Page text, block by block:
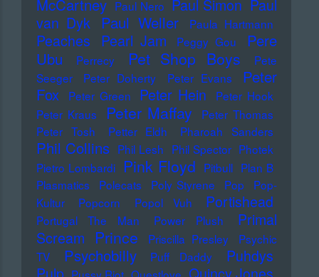
McCartney Paul Nero Paul Simon Paul
van Dyk Paul Weller Paula Hartmann
Peaches Pearl Jam Peggy Gou
Pere
Ubu
Perrecy Pet Shop Boys
Pete
Seeger
Peter Doherty Peter Evans
Peter
Fox
Peter Green Peter Hein
Peter Hook
Peter Kraus
Peter Maffay
Peter Thomas
Peter Tosh
Petter Eldh Pharoah Sanders
Phil Collins Phil Lesh Phil Spector Photek
Pietro Lombardi
Pink Floyd Pitbull Plan B
Plasmatics
Polecats Poly Styrene Pop
Pop-
Kultur
Popcorn Popol Vuh Portishead
Portugal The Man Power Plush
Primal
Scream
Prince Priscilla Presley
Psychic
TV
Psychobilly Puff Daddy
Puhdys